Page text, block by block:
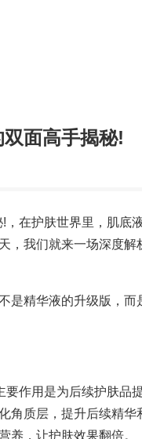
面高手揭秘!
在护肤世界里，肌底
，我们就来一场深度
是精华液的升级版，
要作用是为后续护肤品
角质层，提升后续精
养，让护肤效果翻倍。